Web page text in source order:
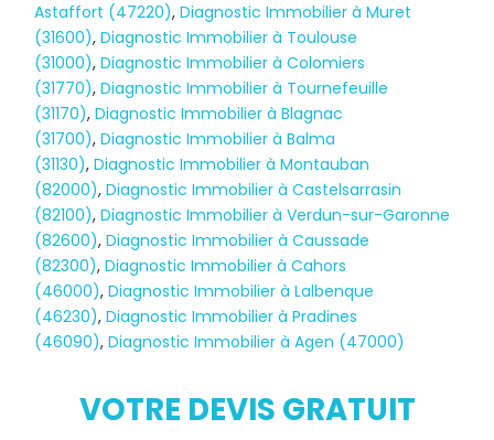
Diagnostic
TERMITES
Astaffort (47220),Diagnostic Immobilier à Muret
(31600),Diagnostic Immobilier à Toulouse
(31000),Diagnostic Immobilier à Colomiers
(31770),Diagnostic Immobilier à Tournefeuille
(31170),Diagnostic Immobilier à Blagnac
(31700),Diagnostic Immobilier à Balma
(31130),Diagnostic Immobilier à Montauban
(82000),Diagnostic Immobilier à Castelsarrasin
(82100),Diagnostic Immobilier à Verdun-sur-Garonne
(82600),Diagnostic Immobilier à Caussade
(82300),Diagnostic Immobilier à Cahors
(46000),Diagnostic Immobilier à Lalbenque
(46230),Diagnostic Immobilier à Pradines
(46090),Diagnostic Immobilier à Agen (47000)
VOTRE DEVIS GRATUIT